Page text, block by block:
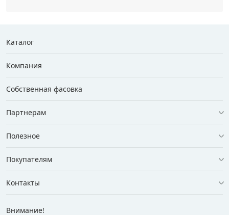
Каталог
Компания
Собственная фасовка
Партнерам
Полезное
Покупателям
Контакты
Внимание!